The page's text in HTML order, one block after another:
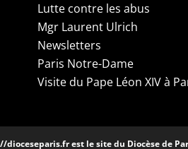
Lutte contre les abus
Mgr Laurent Ulrich
Newsletters
Paris Notre-Dame
Visite du Pape Léon XIV à
dioceseparis.frest le site du Diocèse de